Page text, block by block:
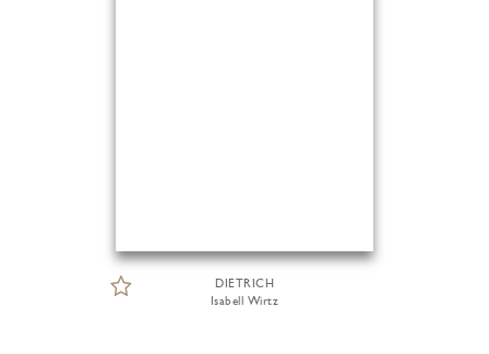
DIETRICH
Isabell Wirtz